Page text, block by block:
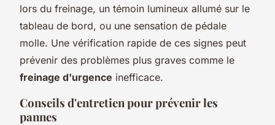
lors du freinage, un témoin lumineux allumé sur le
tableau de bord, ou une sensation de pédale
molle. Une vérification rapide de ces signes peut
prévenir des problèmes plus graves comme le
freinage d'urgence inefficace.
Conseils d'entretien pour prévenir les
pannes